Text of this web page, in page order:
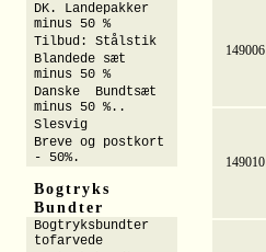
149006
149010
DK. Landepakker
minus 50 %
Tilbud: Stålstik
Blandede sæt
minus 50 %
Danske Bundtsæt
minus 50 %..
Slesvig
Breve og postkort
- 50%.
Bogtryks
Bundter
Bogtryksbundter
tofarvede